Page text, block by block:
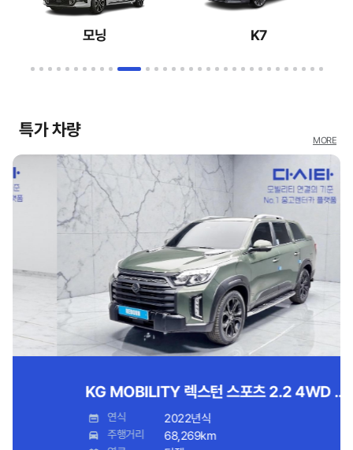
모닝 K7
특가 차량
MORE
KG MOBILITY 렉스턴 스포츠 2.2 4WD 익스페디션
2022년식
주행거리 68,269km